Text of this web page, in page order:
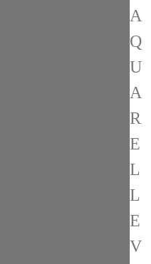
A
Q
U
A
R
E
L
L
E
V